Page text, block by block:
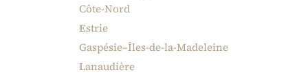
Côte-Nord
Estrie
Gaspésie–Îles-de-la-Madeleine
Lanaudière